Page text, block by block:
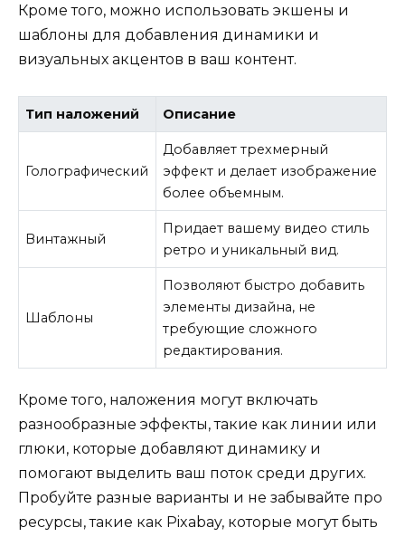
Кроме того, можно использовать экшены и
шаблоны для добавления динамики и
визуальных акцентов в ваш контент.
Тип наложений Описание
Голографический
Добавляет трехмерный
эффект и делает изображение
более объемным.
Винтажный
Придает вашему видео стиль
ретро и уникальный вид.
Шаблоны
Позволяют быстро добавить
элементы дизайна, не
требующие сложного
редактирования.
Кроме того, наложения могут включать
разнообразные эффекты, такие как линии или
глюки, которые добавляют динамику и
помогают выделить ваш поток среди других.
Пробуйте разные варианты и не забывайте про
ресурсы, такие как Pixabay, которые могут быть